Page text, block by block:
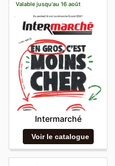
Valable jusqu'au 16 août
Intermarché
Voir le catalogue